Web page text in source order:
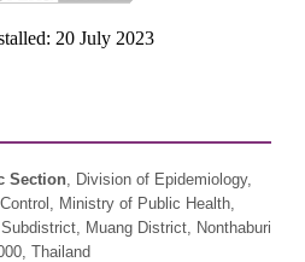
20 July 2023
Section, Division of Epidemiology,
Ministry of Public Health,
Muang District, Nonthaburi
Thailand